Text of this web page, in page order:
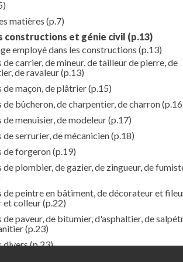
matières (p.7)
constructions et génie civil (p.13)
employé dans les constructions (p.13)
carrier, de mineur, de tailleur de pierre, de
de ravaleur(p.13)
de maçon, de plâtrier(p.15)
de bûcheron, de charpentier, de charron
menuisier, de modeleur(p.17)
serrurier, de mécanicien(p.18)
de forgeron(p.19)
plombier, de gazier, de zingueur, de
de peintre en bâtiment, de décorateur et
et colleur(p.22)
paveur, de bitumier, d'asphaltier, de
(p.23)
divers(p.23)